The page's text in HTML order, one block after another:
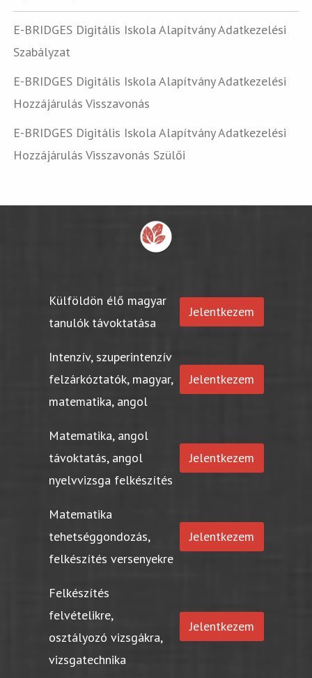
E-BRIDGES Digitális Iskola Alapítvány Adatkezelési
Szabályzat
E-BRIDGES Digitális Iskola Alapítvány Adatkezelési
Hozzájárulás Visszavonás
E-BRIDGES Digitális Iskola Alapítvány Adatkezelési
Hozzájárulás Visszavonás Szülői
Külföldön élő magyar
tanulók távoktatása
Jelentkezem
Intenzív, szuperintenzív
felzárkóztatók, magyar,
matematika, angol
Jelentkezem
Matematika, angol
távoktatás, angol
nyelvvizsga felkészítés
Jelentkezem
Matematika
tehetséggondozás,
felkészítés versenyekre
Jelentkezem
Felkészítés
felvételikre,
osztályozó vizsgákra,
vizsgatechnika
Jelentkezem